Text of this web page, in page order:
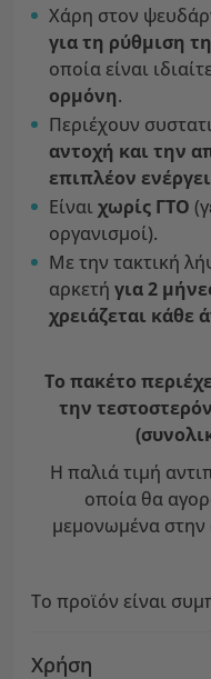
Χάρη στον
για τη ρύθμιση
οποία είναι
ορμόνη.
Περιέχουν
αντοχή και την
επιπλέον
Είναιχωρίς ΓΤΟ
οργανισμοί).
Με την τακτική
αρκετή για 2
χρειάζεται κάθε
Το πακέτο
την
Η παλιά τιμή
οποία θα
μεμονωμένα στην
Το προϊόν είναι
Χρήση